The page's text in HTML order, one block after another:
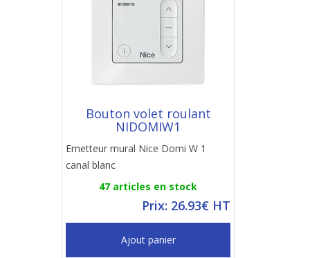
Bouton volet roulant
NIDOMIW1
Emetteur mural Nice Domi W 1
canal blanc
47 articles en stock
Prix: 26.93€ HT
Ajout panier